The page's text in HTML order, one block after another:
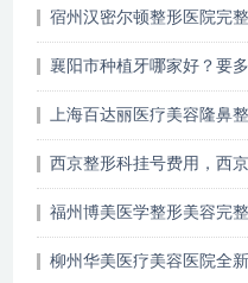
宿州汉密尔顿整形医院完
襄阳市种植牙哪家好？要
上海百达丽医疗美容隆鼻
西京整形科挂号费用，西
福州博美医学整形美容完
柳州华美医疗美容医院全